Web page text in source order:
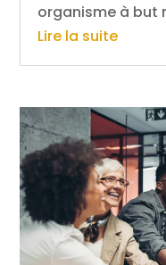
organisme à but
Lire la suite